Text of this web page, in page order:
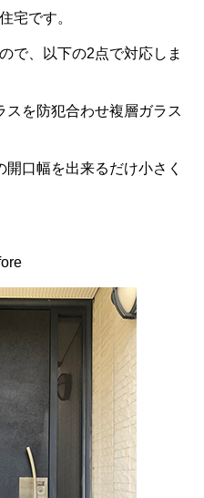
宅です。
で、以下の2点で対応しま
スを防犯合わせ複層ガラス
口幅を出来るだけ小さく